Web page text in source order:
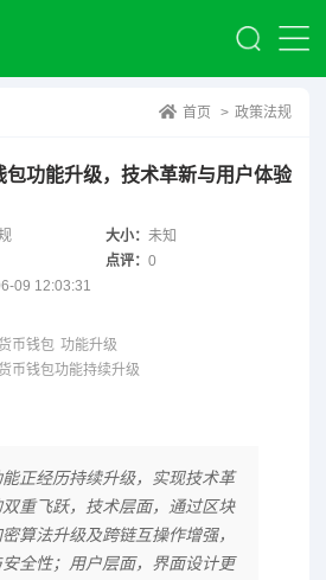
首页 > 政策法规
包功能升级，技术革新与用户体验
大小：未知
点评：0
09 12:03:31
币钱包 功能升级
币钱包功能持续升级
正经历持续升级，实现技术革
重飞跃，技术层面，通过区块
算法升级及跨链互操作增强，
全性；用户层面，界面设计更